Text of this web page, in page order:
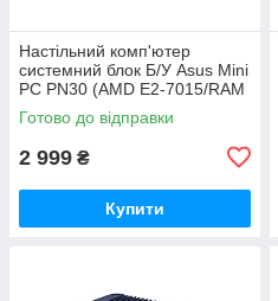
Настільний комп'ютер
системний блок Б/У Asus Mini
PC PN30 (AMD E2-7015/RAM
8GB/SSD 120GB/AMD
Radeon R2)
Готово до відправки
2 999 ₴
Купити